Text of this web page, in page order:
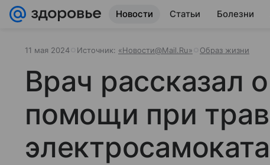
Новости Статьи Болезни
11 мая 2024 Источник: «Новости@Mail.Ru» Образ жизни
Врач рассказал
помощи при